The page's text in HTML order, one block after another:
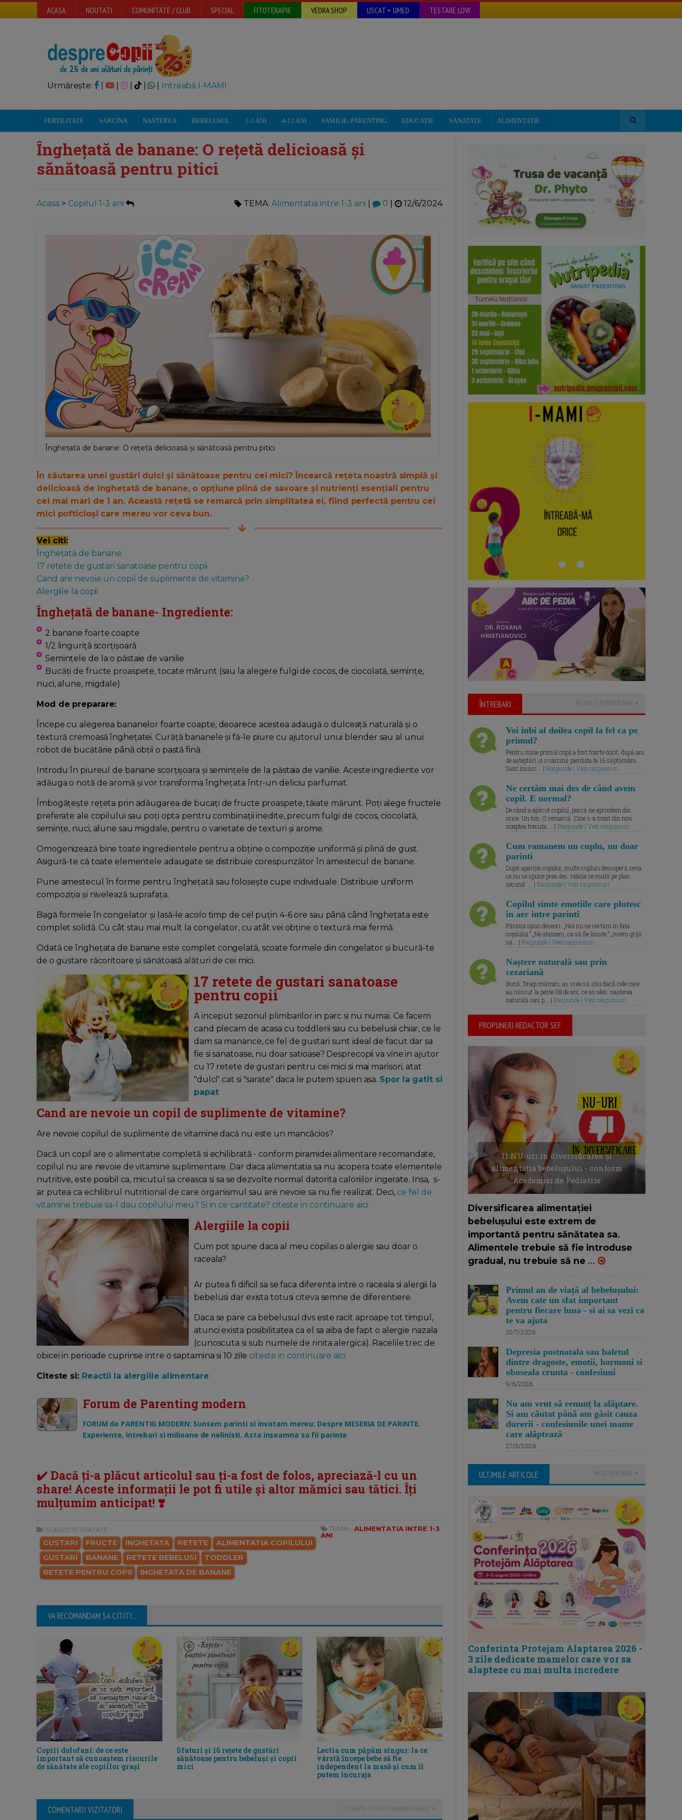
ACASA NOUTATI COMUNITATE / CLUB SPECIAL FITOTERAPIE VEDRA SHOP USCAT + UMED TESTARE LOVI
Urmărește: | | Intreabă I-MAMI
FERTILITATE SARCINA NASTEREA BEBELUSUL 1-3 ANI 4-12 ANI FAMILIE, PARENTING EDUCATIE SANATATE ALIMENTATIE
Înghețată de banane: O rețetă delicioasă și
sănătoasă pentru pitici
Acasa > Copilul 1-3 ani TEMA: Alimentatia intre 1-3 ani 0 12/6/2024
Înghețată de banane: O rețetă delicioasă și sănătoasă pentru pitici
În căutarea unei gustări dulci și sănătoase pentru cei mici? Încearcă rețeta noastră simplă și
delicioasă de înghețată de banane, o opțiune plină de savoare și nutrienți esențiali pentru
cei mai mari de 1 an. Această rețetă se remarcă prin simplitatea ei, fiind perfectă pentru cei
mici pofticioși care mereu vor ceva bun.
Vei citi:
Înghețată de banane
17 retete de gustari sanatoase pentru copii
Cand are nevoie un copil de suplimente de vitamine?
Alergiile la copii
Înghețată de banane- Ingrediente:
2 banane foarte coapte
1/2 linguriță scorțișoară
Semințele de la o păstaie de vanilie
Bucăți de fructe proaspete, tocate mărunt (sau la alegere fulgi de cocos, de ciocolată, semințe,
nuci, alune, migdale)
Mod de preparare:
Începe cu alegerea bananelor foarte coapte, deoarece acestea adaugă o dulceață naturală și o
textură cremoasă înghețatei. Curăță bananele și fă-le piure cu ajutorul unui blender sau al unui
robot de bucătărie până obții o pastă fină.
Introdu în piureul de banane scorțișoara și semințele de la păstaia de vanilie. Aceste ingrediente vor
adăuga o notă de aromă și vor transforma înghețata într-un deliciu parfumat.
Îmbogățește rețeta prin adăugarea de bucați de fructe proaspete, tăiate mărunt. Poți alege fructele
preferate ale copilului sau poți opta pentru combinații inedite, precum fulgi de cocos, ciocolată,
semințe, nuci, alune sau migdale, pentru o varietate de texturi și arome.
Omogenizează bine toate ingredientele pentru a obține o compoziție uniformă și plină de gust.
Asigură-te că toate elementele adaugate se distribuie corespunzător în amestecul de banane.
Pune amestecul în forme pentru înghețată sau folosește cupe individuale. Distribuie uniform
compoziția și nivelează suprafața.
Bagă formele în congelator și lasă-le acolo timp de cel puțin 4-6 ore sau până când înghețata este
complet solidă. Cu cât stau mai mult la congelator, cu atât vei obține o textură mai fermă.
Odată ce înghețata de banane este complet congelată, scoate formele din congelator și bucură-te
de o gustare răcoritoare și sănătoasă alături de cei mici.
17 retete de gustari sanatoase
pentru copii
A inceput sezonul plimbarilor in parc si nu numai. Ce facem
cand plecam de acasa cu toddlerii sau cu bebelusii chiar, ce le
dam sa manance, ce fel de gustari sunt ideal de facut dar sa
fie si sanatoase, nu doar satioase? Desprecopii va vine in ajutor
cu 17 retete de gustari pentru cei mici si mai marisori, atat
"dulci" cat si "sarate" daca le putem spuen asa. Spor la gatit si
papat
Cand are nevoie un copil de suplimente de vitamine?
Are nevoie copilul de suplimente de vitamine dacă nu este un mancăcios?
Dacă un copil are o alimentatie completă si echilibrată - conform piramidei alimentare recomandate,
copilul nu are nevoie de vitamine suplimentare. Dar daca alimentatia sa nu acopera toate elementele
nutritive, este posibil ca, micutul sa creasca si sa se dezvolte normal datorita caloriilor ingerate. Insa, s-
ar putea ca echilibrul nutritional de care organismul sau are nevoie sa nu fie realizat. Deci, ce fel de
vitamine trebuie sa-I dau copilului meu? Si in ce cantitate? citeste in continuare aici.
Alergiile la copii
Cum pot spune daca al meu copilas o alergie sau doar o
raceala?
Ar putea fi dificil sa se faca diferenta intre o raceala si alergii la
bebelusi dar exista totusi citeva semne de diferentiere.
Daca se pare ca bebelusul dvs este racit aproape tot timpul,
atunci exista posibilitatea ca el sa aiba de fapt o alergie nazala
(cunoscuta si sub numele de rinita alergica). Racelile trec de
obicei in perioade cuprinse intre o saptamina si 10 zile citeste in continuare aici.
Citeste si: Reactii la alergiile alimentare
Forum de Parenting modern
FORUM de PARENTIG MODERN: Suntem parinti si invatam mereu: Despre MESERIA DE PARINTE.
Experiente, intrebari si milioane de nelinisti. Asta inseamna sa fii parinte
✔️ Dacă ți-a plăcut articolul sau ți-a fost de folos, apreciază-l cu un
share! Aceste informații le pot fi utile și altor mămici sau tătici. Îți
mulțumim anticipat! ❣️
SUBIECTE TRATATE:
GUSTARI FRUCTE INGHETATA RETETE
ALIMENTATIA COPILULUI
GUSTARI
BANANE RETETE BEBELUSI
TODDLER
RETETE PENTRU COPII
INGHETATA DE BANANE
TEMA:
ALIMENTATIA INTRE 1-3
ANI
VA RECOMANDAM SA CITITI...
Copiii dolofani: de ce este
important să cunoaștem riscurile
de sănătate ale copiilor grași
Sfaturi și 16 rețete de gustări
sănătoase pentru bebeluși și copii
mici
Lectia cum păpăm singur: la ce
vârstă începe bebe să fie
independent la masă și cum îl
putem încuraja
COMENTARII VIZITATORI CITESTE TOATE COMENTARIILE
ÎNTREBARI PUNE O ÎNTREBARE
Voi iubi al doilea copil la fel ca pe
primul?
Pentru mine primul copil a fost foarte dorit, după ani
de așteptări și o sarcină pierduta la 16 săptămâni.
Sunt însărc... | Raspunde | Vezi raspunsuri
Ne certăm mai des de când avem
copil. E normal?
De când a apărut copilul, parcă ne aprindem din
orice. Un ton. O remarcă. Cine s-a trezit din nou
noaptea trecuta.... | Raspunde | Vezi raspunsuri
Cum ramanem un cuplu, nu doar
parinti
După apariția copiilor, multe cupluri descoperă ceva
ce nu se spune prea des: relația se mută pe plan
secund. ... | Raspunde | Vezi raspunsuri
Copilul simte emotiile care plutesc
in aer intre parinti
Părinții spun deseori: „Noi nu ne certăm în fața
copilului.” „Ne abținem, ca să fie liniște.” „Avem grijă
să... | Raspunde | Vezi raspunsuri
Naștere naturală sau prin
cezariană
Bună, Dragi mămici, aș vrea să știu dacă cele care
au născut la peste 38 de ani, ce ați ales: nașterea
naturală sau p... | Raspunde | Vezi raspunsuri
PROPUNERI REDACTOR SEF
11 NU-uri in diversificarea și
alimentația bebelușului - conform
Academiei de Pediatrie
Diversificarea alimentației
bebelușului este extrem de
importantă pentru sănătatea sa.
Alimentele trebuie să fie introduse
gradual, nu trebuie să ne ...
Primul an de viață al bebelușului:
Avem cate un sfat important
pentru fiecare luna - si ai sa vezi ca
te va ajuta
10/7/2026
Depresia postnatala sau baletul
dintre dragoste, emotii, hormoni si
oboseala crunta - confesiuni
9/6/2026
Nu am vrut să renunț la alăptare.
Si am căutat până am găsit cauza
durerii - confesiunile unei mame
care alăptează
27/3/2026
ULTIMILE ARTICOLE NOUTATI AICI
Conferinta Protejam Alaptarea 2026 -
3 zile dedicate mamelor care vor sa
alapteze cu mai multa incredere